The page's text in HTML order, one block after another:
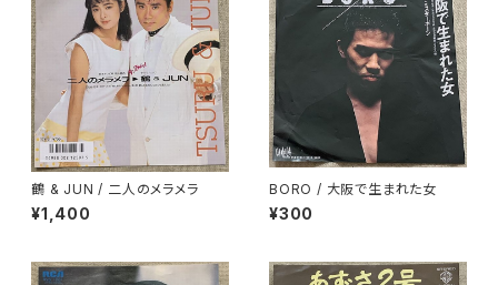
鶴 & JUN / 二人のメラメラ
¥1,400
BORO / 大阪で生まれた女
¥300